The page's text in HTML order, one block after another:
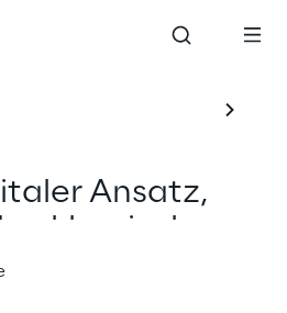
Ansatz,
klassischen
hinausgeht